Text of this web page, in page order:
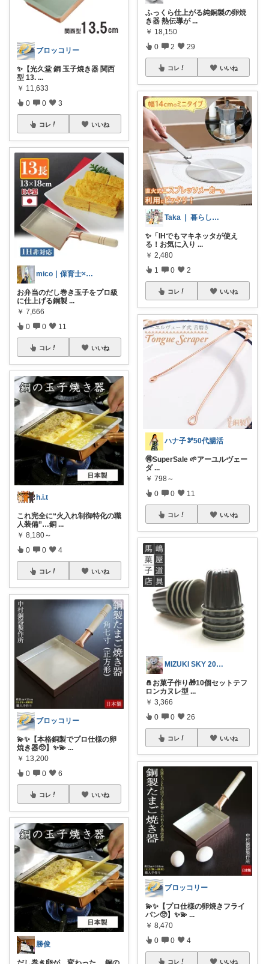
ブロッコリー
✨【光久堂 銅 玉子焼き器 関西
型 13. ...
￥ 11,633
0 0 3
コレ いいね
mico｜保育士×1児ママ
お弁当のだし巻き玉子をプロ級
に仕上げる銅製 ...
￥ 7,666
0 0 11
コレ いいね
h.i.t
これ完全に“火入れ制御特化の職
人装備”…銅 ...
￥ 8,180～
0 0 4
コレ いいね
ブロッコリー
💫✨【本格銅製でプロ仕様の卵
焼き器🥺】✨💫 ...
￥ 13,200
0 0 6
コレ いいね
勝俊
ふっくら仕上がる純銅製の卵焼
き器 熱伝導が ...
￥ 18,150
0 2 29
コレ いいね
Taka ❘ 暮らしをアップデート
✨「IHでもマキネッタが使え
る！お気に入り ...
￥ 2,480
1 0 2
コレ いいね
ハナ子🫘50代腸活
🉐SuperSale 🌱アーユルヴェー
ダ ...
￥ 798～
0 0 11
コレ いいね
MIZUKI SKY 20日購入感謝🙏
🧂お菓子作り🎁10個セットテフ
ロンカヌレ型 ...
￥ 3,366
0 0 26
コレ いいね
ブロッコリー
💫✨【プロ仕様の卵焼きフライ
パン🥺】✨💫 ...
￥ 8,470
0 0 4
コレ いいね